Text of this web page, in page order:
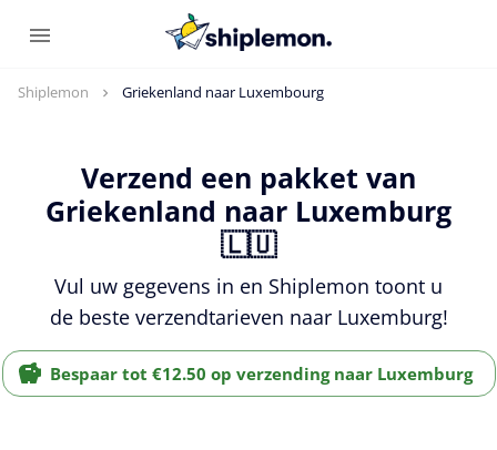
Shiplemon Griekenland naar Luxembourg
Verzend een pakket van
Griekenland naar Luxemburg
🇱🇺
Vul uw gegevens in en Shiplemon toont u
de beste verzendtarieven naar Luxemburg!
Bespaar tot €12.50 op verzending naar Luxemburg